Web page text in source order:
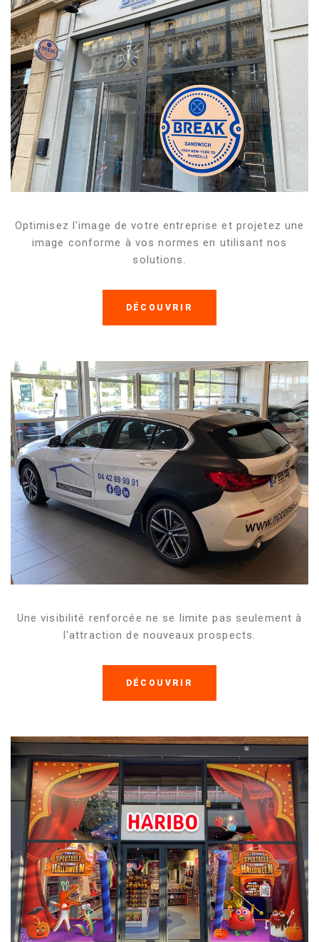
Optimisez l'image de votre entreprise et projetez une
image conforme à vos normes en utilisant nos
solutions.
DÉCOUVRIR
Une visibilité renforcée ne se limite pas seulement à
l'attraction de nouveaux prospects.
DÉCOUVRIR